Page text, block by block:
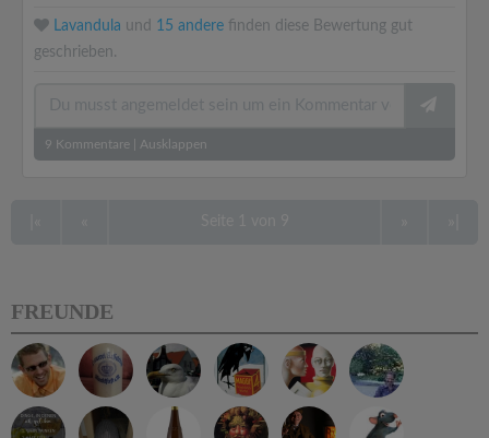
Lavandula und 15 andere finden diese Bewertung gut
geschrieben.
9 Kommentare Ausklappen
FREUNDE